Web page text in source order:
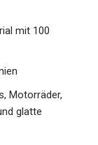
mit 100
Motorräder,
glatte